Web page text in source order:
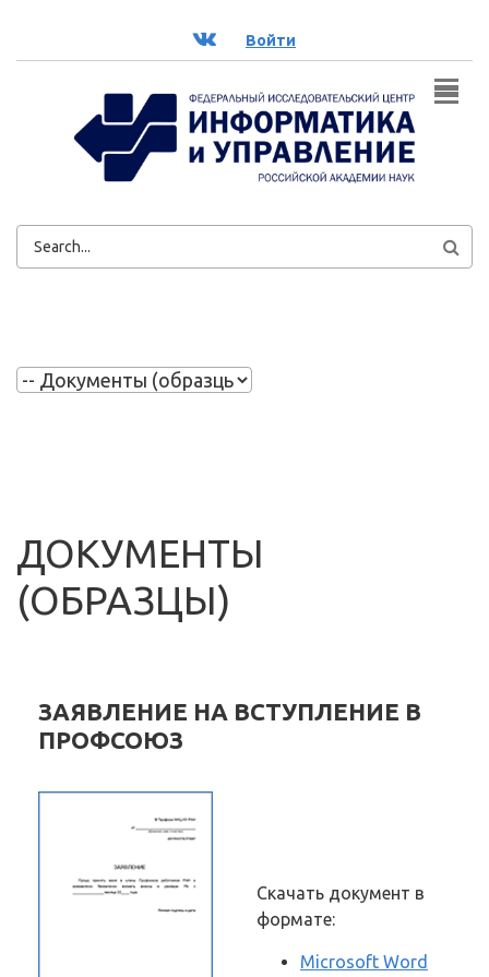
ВК Войти
ФОРМА
ДОКУМЕНТЫ
(ОБРАЗЦЫ)
ЗАЯВЛЕНИЕ НА ВСТУПЛЕНИЕ В
ПРОФСОЮЗ
Скачать документ в
формате:
Microsoft Word